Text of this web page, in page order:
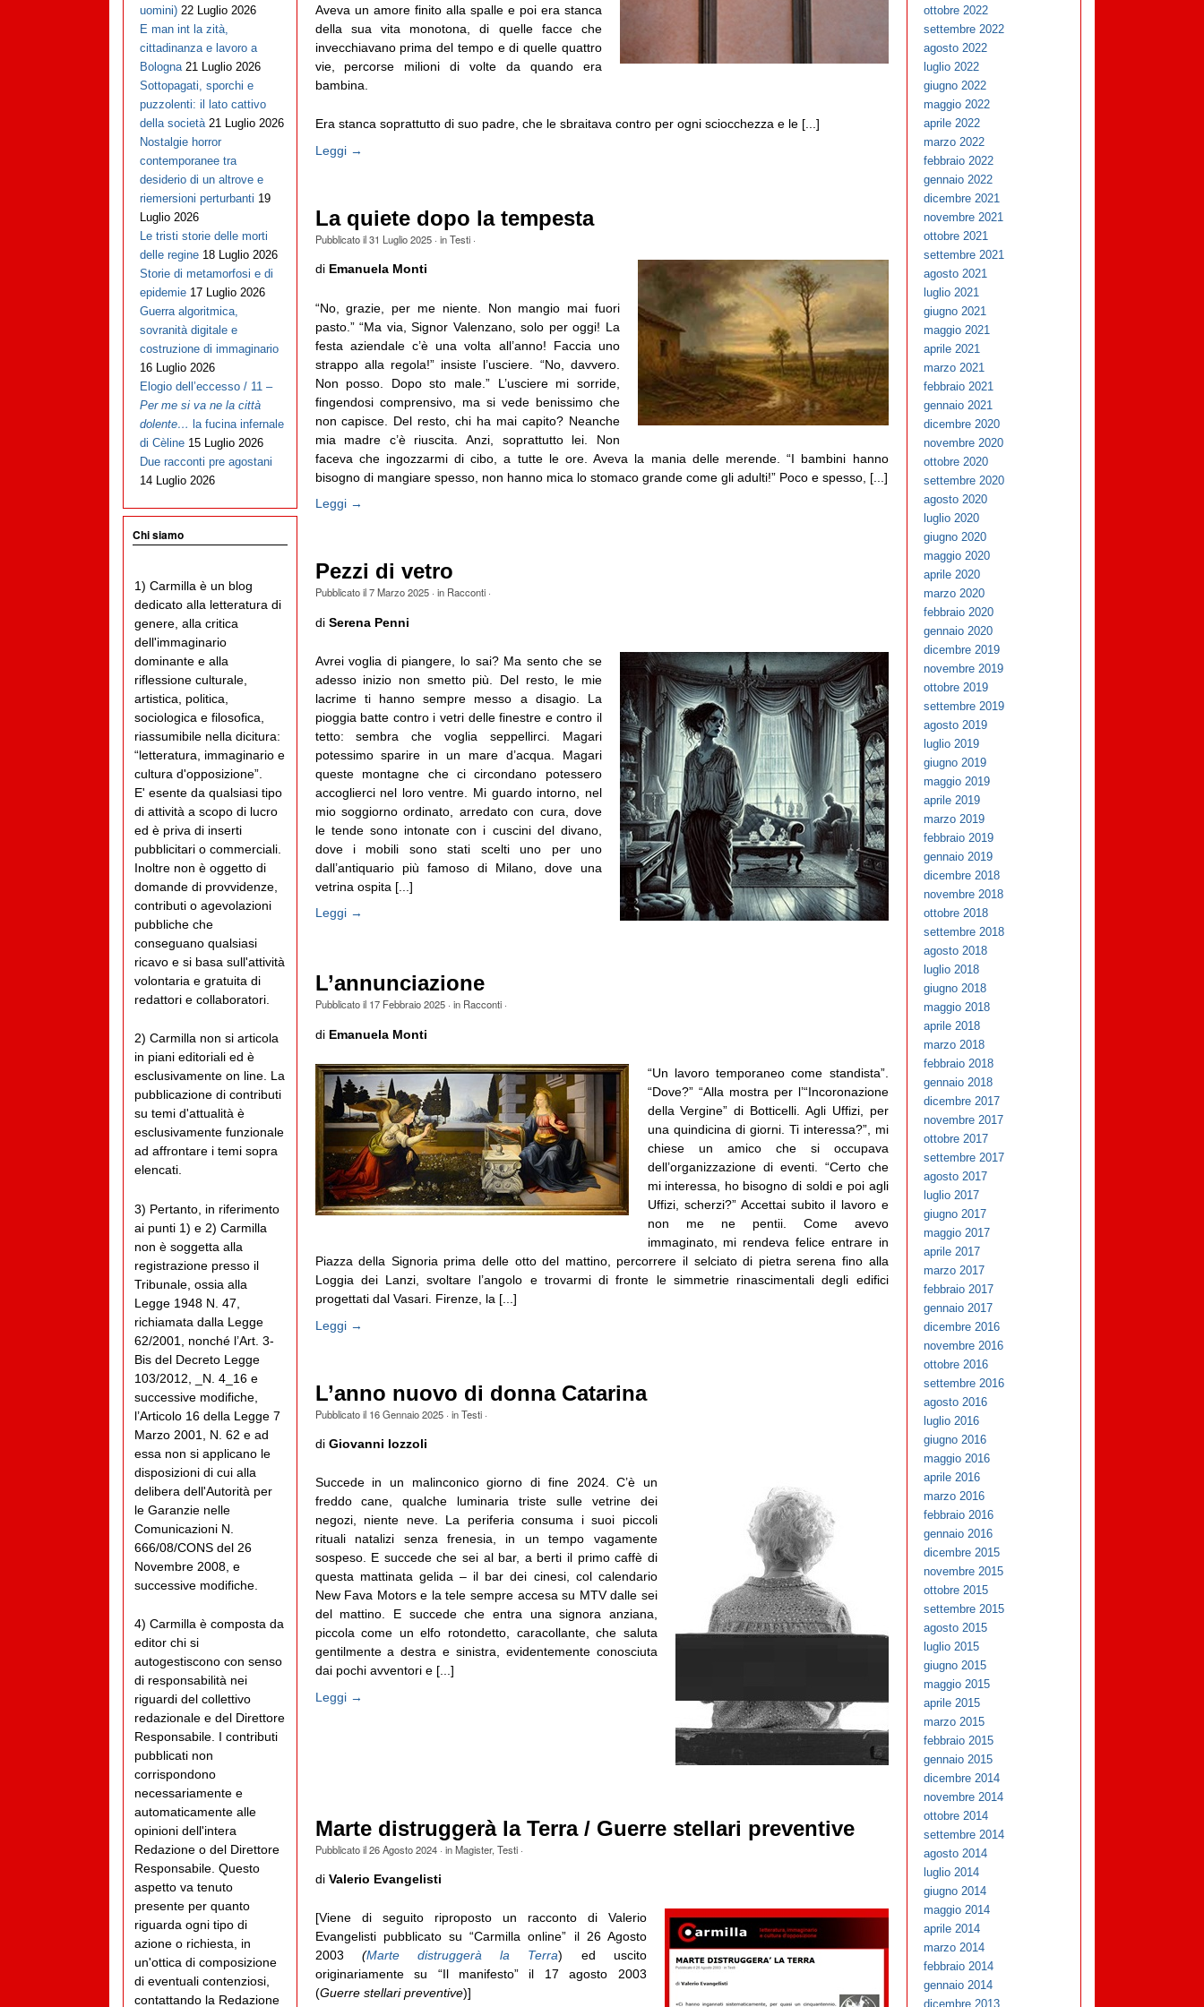
Aveva un amore finito alla spalle e poi era stanca
della sua vita monotona, di quelle facce che
invecchiavano prima del tempo e di quelle quattro
vie, percorse milioni di volte da quando era
bambina.
Era stanca soprattutto di suo padre, che le sbraitava contro per ogni sciocchezza e le [...]
Leggi →
La quiete dopo la tempesta
Pubblicato il31 Luglio 2025· inTesti·
di Emanuela Monti
“No, grazie, per me niente. Non mangio mai fuori
pasto.” “Ma via, Signor Valenzano, solo per oggi! La
festa aziendale c’è una volta all’anno! Faccia uno
strappo alla regola!” insiste l’usciere. “No, davvero.
Non posso. Dopo sto male.” L’usciere mi sorride,
fingendosi comprensivo, ma si vede benissimo che
non capisce. Del resto, chi ha mai capito? Neanche
mia madre c’è riuscita. Anzi, soprattutto lei. Non
faceva che ingozzarmi di cibo, a tutte le ore. Aveva la mania delle merende. “I bambini hanno
bisogno di mangiare spesso, non hanno mica lo stomaco grande come gli adulti!” Poco e spesso, [...]
Leggi →
Pezzi di vetro
Pubblicato il7 Marzo 2025· in Racconti·
di Serena Penni
Avrei voglia di piangere, lo sai? Ma sento che se
adesso inizio non smetto più. Del resto, le mie
lacrime ti hanno sempre messo a disagio. La
pioggia batte contro i vetri delle finestre e contro il
tetto: sembra che voglia seppellirci. Magari
potessimo sparire in un mare d’acqua. Magari
queste montagne che ci circondano potessero
accoglierci nel loro ventre. Mi guardo intorno, nel
mio soggiorno ordinato, arredato con cura, dove
le tende sono intonate con i cuscini del divano,
dove i mobili sono stati scelti uno per uno
dall’antiquario più famoso di Milano, dove una
vetrina ospita [...]
Leggi →
L’annunciazione
Pubblicato il 17 Febbraio 2025· in Racconti·
di Emanuela Monti
“Un lavoro temporaneo come standista”.
“Dove?” “Alla mostra per l’“Incoronazione
della Vergine” di Botticelli. Agli Uffizi, per
una quindicina di giorni. Ti interessa?”, mi
chiese un amico che si occupava
dell’organizzazione di eventi. “Certo che
mi interessa, ho bisogno di soldi e poi agli
Uffizi, scherzi?” Accettai subito il lavoro e
non me ne pentii. Come avevo
immaginato, mi rendeva felice entrare in
Piazza della Signoria prima delle otto del mattino, percorrere il selciato di pietra serena fino alla
Loggia dei Lanzi, svoltare l’angolo e trovarmi di fronte le simmetrie rinascimentali degli edifici
progettati dal Vasari. Firenze, la [...]
Leggi →
L’anno nuovo di donna Catarina
Pubblicato il 16 Gennaio 2025· inTesti·
di Giovanni Iozzoli
Succede in un malinconico giorno di fine 2024. C’è un
freddo cane, qualche luminaria triste sulle vetrine dei
negozi, niente neve. La periferia consuma i suoi piccoli
rituali natalizi senza frenesia, in un tempo vagamente
sospeso. E succede che sei al bar, a berti il primo caffè di
questa mattinata gelida – il bar dei cinesi, col calendario
New Fava Motors e la tele sempre accesa su MTV dalle sei
del mattino. E succede che entra una signora anziana,
piccola come un elfo rotondetto, caracollante, che saluta
gentilmente a destra e sinistra, evidentemente conosciuta
dai pochi avventori e [...]
Leggi →
Marte distruggerà la Terra / Guerre stellari preventive
Pubblicato il26 Agosto 2024· inMagister, Testi·
di Valerio Evangelisti
[Viene di seguito riproposto un racconto di Valerio
Evangelisti pubblicato su “Carmilla online” il 26 Agosto
2003 (Marte distruggerà la Terra) ed uscito
originariamente su “Il manifesto” il 17 agosto 2003
(Guerre stellari preventive)]
uomini) 22 Luglio 2026
E man int la zità,
cittadinanza e lavoro a
Bologna 21 Luglio 2026
Sottopagati, sporchi e
puzzolenti: il lato cattivo
della società 21 Luglio 2026
Nostalgie horror
contemporanee tra
desiderio di un altrove e
riemersioni perturbanti 19
Luglio 2026
Le tristi storie delle morti
delle regine 18 Luglio 2026
Storie di metamorfosi e di
epidemie 17 Luglio 2026
Guerra algoritmica,
sovranità digitale e
costruzione di immaginario
16 Luglio 2026
Elogio dell’eccesso / 11 –
Per me si va ne la città
dolente… la fucina infernale
di Cèline 15 Luglio 2026
Due racconti pre agostani
14 Luglio 2026
Chi siamo
1) Carmilla è un blog
dedicato alla letteratura di
genere, alla critica
dell'immaginario
dominante e alla
riflessione culturale,
artistica, politica,
sociologica e filosofica,
riassumibile nella dicitura:
“letteratura, immaginario e
cultura d'opposizione”.
E' esente da qualsiasi tipo
di attività a scopo di lucro
ed è priva di inserti
pubblicitari o commerciali.
Inoltre non è oggetto di
domande di provvidenze,
contributi o agevolazioni
pubbliche che
conseguano qualsiasi
ricavo e si basa sull'attività
volontaria e gratuita di
redattori e collaboratori.
2) Carmilla non si articola
in piani editoriali ed è
esclusivamente on line. La
pubblicazione di contributi
su temi d'attualità è
esclusivamente funzionale
ad affrontare i temi sopra
elencati.
3) Pertanto, in riferimento
ai punti 1) e 2) Carmilla
non è soggetta alla
registrazione presso il
Tribunale, ossia alla
Legge 1948 N. 47,
richiamata dalla Legge
62/2001, nonché l’Art. 3-
Bis del Decreto Legge
103/2012, _N. 4_16 e
successive modifiche,
l’Articolo 16 della Legge 7
Marzo 2001, N. 62 e ad
essa non si applicano le
disposizioni di cui alla
delibera dell'Autorità per
le Garanzie nelle
Comunicazioni N.
666/08/CONS del 26
Novembre 2008, e
successive modifiche.
4) Carmilla è composta da
editor chi si
autogestiscono con senso
di responsabilità nei
riguardi del collettivo
redazionale e del Direttore
Responsabile. I contributi
pubblicati non
corrispondono
necessariamente e
automaticamente alle
opinioni dell'intera
Redazione o del Direttore
Responsabile. Questo
aspetto va tenuto
presente per quanto
riguarda ogni tipo di
azione o richiesta, in
un'ottica di composizione
di eventuali contenziosi,
contattando la Redazione
ottobre 2022
settembre 2022
agosto 2022
luglio 2022
giugno 2022
maggio 2022
aprile 2022
marzo 2022
febbraio 2022
gennaio 2022
dicembre 2021
novembre 2021
ottobre 2021
settembre 2021
agosto 2021
luglio 2021
giugno 2021
maggio 2021
aprile 2021
marzo 2021
febbraio 2021
gennaio 2021
dicembre 2020
novembre 2020
ottobre 2020
settembre 2020
agosto 2020
luglio 2020
giugno 2020
maggio 2020
aprile 2020
marzo 2020
febbraio 2020
gennaio 2020
dicembre 2019
novembre 2019
ottobre 2019
settembre 2019
agosto 2019
luglio 2019
giugno 2019
maggio 2019
aprile 2019
marzo 2019
febbraio 2019
gennaio 2019
dicembre 2018
novembre 2018
ottobre 2018
settembre 2018
agosto 2018
luglio 2018
giugno 2018
maggio 2018
aprile 2018
marzo 2018
febbraio 2018
gennaio 2018
dicembre 2017
novembre 2017
ottobre 2017
settembre 2017
agosto 2017
luglio 2017
giugno 2017
maggio 2017
aprile 2017
marzo 2017
febbraio 2017
gennaio 2017
dicembre 2016
novembre 2016
ottobre 2016
settembre 2016
agosto 2016
luglio 2016
giugno 2016
maggio 2016
aprile 2016
marzo 2016
febbraio 2016
gennaio 2016
dicembre 2015
novembre 2015
ottobre 2015
settembre 2015
agosto 2015
luglio 2015
giugno 2015
maggio 2015
aprile 2015
marzo 2015
febbraio 2015
gennaio 2015
dicembre 2014
novembre 2014
ottobre 2014
settembre 2014
agosto 2014
luglio 2014
giugno 2014
maggio 2014
aprile 2014
marzo 2014
febbraio 2014
gennaio 2014
dicembre 2013